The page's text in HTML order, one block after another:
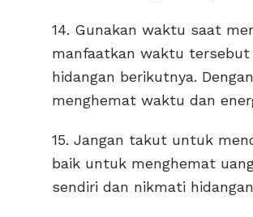
14. Gunakan waktu saat
manfaatkan waktu
hidangan berikutnya.
menghemat waktu dan
15. Jangan takut untuk
baik untuk menghemat
sendiri dan nikmati